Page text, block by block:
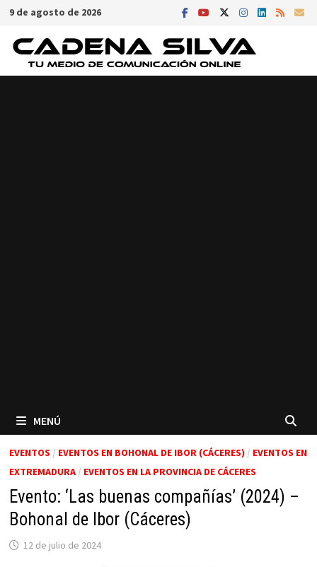
Saltar
contenido
9 de agosto de 2026
MENÚ
EVENTOS / EVENTOS EN BOHONAL DE IBOR (CÁCERES) / EVENTOS EN
EXTREMADURA/ EVENTOS EN LA PROVINCIA DE CÁCERES
Evento: ‘Las buenas compañías’ (2024) –
Bohonal de Ibor (Cáceres)
12 de julio de 2024